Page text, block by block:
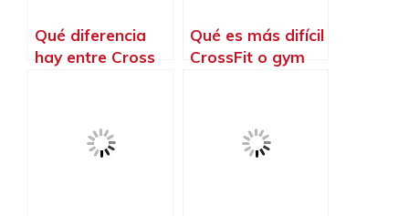
Qué diferencia
hay entre Cross
Qué es más difícil
CrossFit o gym